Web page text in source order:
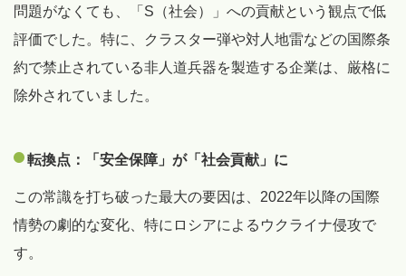
問題がなくても、「S（社会）」への貢献という観点で低
評価でした。特に、クラスター弾や対人地雷などの国際条
約で禁止されている非人道兵器を製造する企業は、厳格に
除外されていました。
転換点：「安全保障」が「社会貢献」に
この常識を打ち破った最大の要因は、2022年以降の国際
情勢の劇的な変化、特にロシアによるウクライナ侵攻で
す。